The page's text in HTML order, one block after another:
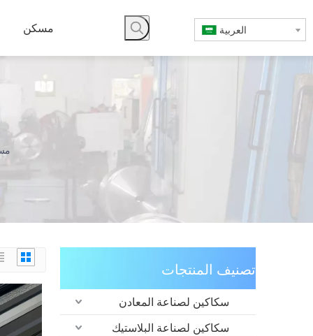
مسكن العربية
تصنيف المنتجات
سكاكين لصناعة المعادن
سكاكين لصناعة البلاستيك